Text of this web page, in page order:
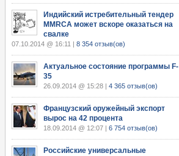
Индийский истребительный тендер
MMRCA может вскоре оказаться на
свалке
07.10.2014 @ 16:11 | 8 354 отзыв(ов)
Актуальное состояние программы F-
35
26.09.2014 @ 15:28 | 4 365 отзыв(ов)
Французский оружейный экспорт
вырос на 42 процента
18.09.2014 @ 12:07 | 6 754 отзыв(ов)
Российские универсальные